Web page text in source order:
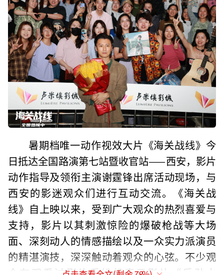
暑期档唯一动作视效大片《海关战线》今
日抵达全国路演第七站暨收官站——西安，影片
动作指导及领衔主演谢霆锋出席活动现场，与
西安的影迷观众们进行互动交流。《海关战
线》自上映以来，受到广大观众的热烈喜爱与
支持，影片以其刺激惊险的爆破枪战等大场
面、深刻动人的情感描绘以及一众实力派演员
的精湛演技，深深触动着观众的心弦。不少观